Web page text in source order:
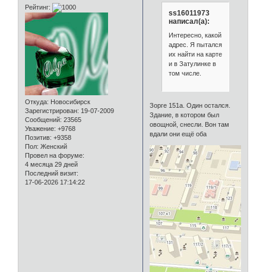
Рейтинг:
Откуда: Новосибирск
Зарегистрирован: 19-07-2009
Сообщений: 23565
Уважение: +9768
Позитив: +9358
Пол: Женский
Провел на форуме:
4 месяца 29 дней
Последний визит:
17-06-2026 17:14:22
ss16011973
написал(а):
Интересно, какой
адрес. Я пытался
их найти на карте
и в Затулинке в
том числе.
Зорге 151а. Один остался.
Здание, в котором был
овощной, снесли. Вон там
вдали они ещё оба